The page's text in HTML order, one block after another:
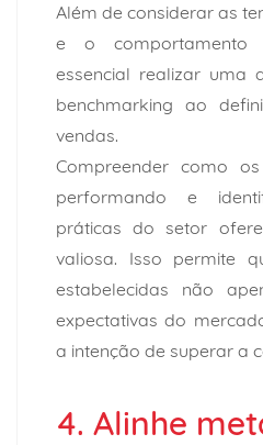
Além de considerar as
e o comportamento
essencial realizar uma
benchmarking ao
vendas.
Compreender como
performando e
práticas do setor
valiosa. Isso permite
estabelecidas não
expectativas do
a intenção de superar a
4. Alinhe